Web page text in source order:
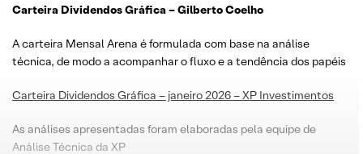
Carteira Dividendos Gráfica – Gilberto Coelho
A carteira Mensal Arena é formulada com base na análise
técnica, de modo a acompanhar o fluxo e a tendência dos papéis
Carteira Dividendos Gráfica – janeiro 2026 – XP Investimentos
As análises apresentadas foram elaboradas pela equipe de
Análise Técnica da XP